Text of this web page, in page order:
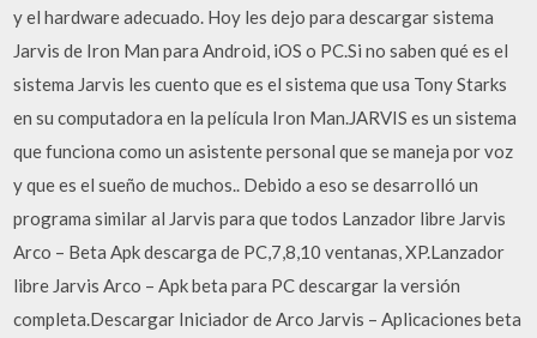
y el hardware adecuado. Hoy les dejo para descargar sistema
Jarvis de Iron Man para Android, iOS o PC.Si no saben qué es el
sistema Jarvis les cuento que es el sistema que usa Tony Starks
en su computadora en la película Iron Man.JARVIS es un sistema
que funciona como un asistente personal que se maneja por voz
y que es el sueño de muchos.. Debido a eso se desarrolló un
programa similar al Jarvis para que todos Lanzador libre Jarvis
Arco – Beta Apk descarga de PC,7,8,10 ventanas, XP.Lanzador
libre Jarvis Arco – Apk beta para PC descargar la versión
completa.Descargar Iniciador de Arco Jarvis – Aplicaciones beta